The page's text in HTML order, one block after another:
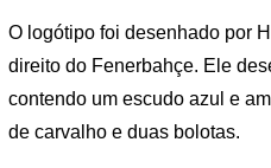
O logótipo foi desenhado por
direito do Fenerbahçe. Ele
contendo um escudo azul e
de carvalho e duas bolotas.